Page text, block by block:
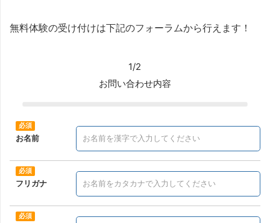
無料体験の受け付けは下記のフォーラムから行えます！
1/2
お問い合わせ内容
お名前
フリガナ